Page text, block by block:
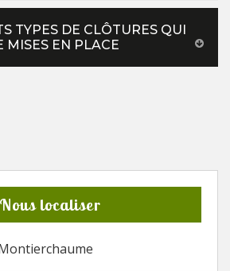
TYPES DE CLÔTURES QUI
MISES EN PLACE
Nous localiser